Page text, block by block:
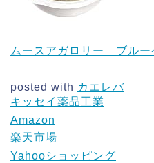
ムースアガロリー ブルー
posted with カエレバ
キッセイ薬品工業
Amazon
楽天市場
Yahooショッピング